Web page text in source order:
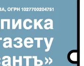
Реклама в